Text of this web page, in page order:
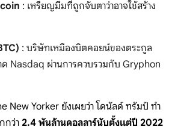
: เหรียญมีมที่ถูกจับตาว่าอาจใช้สร้าง
: บริษัทเหมืองบิตคอยน์ของตระกูล
ด Nasdaq ผ่านการควบรวมกับ Gryphon
New Yorker ยังเผยว่า โดนัลด์ ทรัมป์ ทำ
กว่า 2.4 พันล้านดอลลาร์นับตั้งแต่ปี 2022